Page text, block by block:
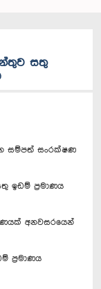
සතු
සම්පත් සංරක්ෂණ
ප්‍රමාණය
අනවසරයෙන්
ප්‍රමාණය